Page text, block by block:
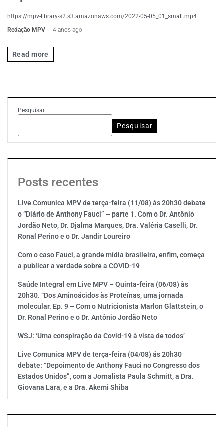
https://mpv-library-s2.s3.amazonaws.com/2022-05-05_01_small.mp4
Redação MPV
4 anos ago
Read more
Pesquisar
Pesquisar
Posts recentes
Live Comunica MPV de terça-feira (11/08) ás 20h30 debate
o “Diário de Anthony Fauci” – parte 1. Com o Dr. Antônio
Jordão Neto, Dr. Djalma Marques, Dra. Valéria Caselli, Dr.
Ronal Perino e o Dr. Jandir Loureiro
Com o caso Fauci, a grande mídia brasileira, enfim, começa
a publicar a verdade sobre a COVID-19
Saúde Integral em Live MPV – Quinta-feira (06/08) às
20h30. “Dos Aminoácidos às Proteínas, uma jornada
molecular. Ep. 9 – Com o Nutricionista Marlon Glattstein, o
Dr. Ronal Perino e o Dr. Antônio Jordão Neto
WSJ: ‘Uma conspiração da Covid-19 à vista de todos’
Live Comunica MPV de terça-feira (04/08) ás 20h30
debate: “Depoimento de Anthony Fauci no Congresso dos
Estados Unidos”, com a Jornalista Paula Schmitt, a Dra.
Giovana Lara, e a Dra. Akemi Shiba